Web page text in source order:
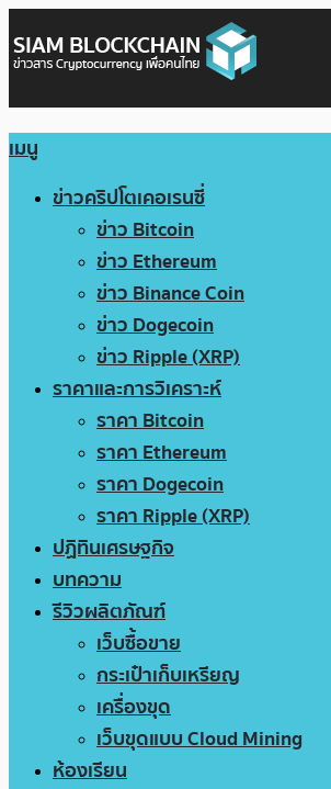
เมนู
ข่าวคริปโตเคอเรนซี่
ข่าว Bitcoin
ข่าว Ethereum
ข่าว Binance Coin
ข่าว Dogecoin
ข่าว Ripple (XRP)
ราคาและการวิเคราะห์
ราคา Bitcoin
ราคา Ethereum
ราคา Dogecoin
ราคา Ripple (XRP)
ปฏิทินเศรษฐกิจ
บทความ
รีวิวผลิตภัณฑ์
เว็บซื้อขาย
กระเป๋าเก็บเหรียญ
เครื่องขุด
เว็บขุดแบบ Cloud Mining
ห้องเรียน